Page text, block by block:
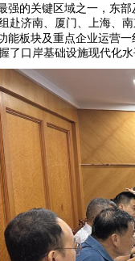
的关键区域之一，东
赴济南、厦门、上海、
板块及重点企业运营
了口岸基础设施现代化